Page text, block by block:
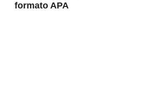
formato APA